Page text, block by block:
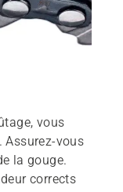
vous
Assurez-vous
la gouge.
corrects